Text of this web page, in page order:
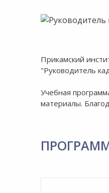
Института
ВыходнойПрикамский
"Руководитель
Учебная
материалы.